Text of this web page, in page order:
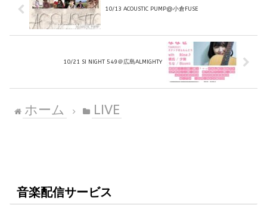
10/13 ACOUSTIC PUMP@小倉FUSE
10/21 SI NIGHT 549＠広島ALMIGHTY
ホーム LIVE
音楽配信サービス